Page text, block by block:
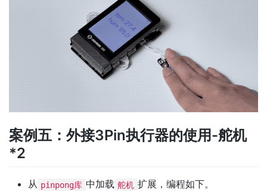
案例五：外接3Pin执行器的使用-舵机
*2
从 pinpong库 中加载 舵机 扩展，编程如下。